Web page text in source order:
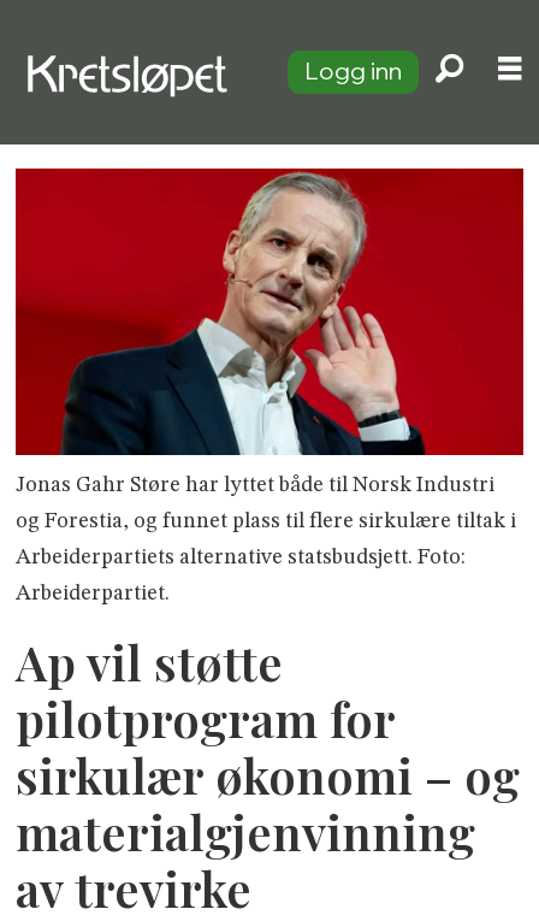
Logg inn
Jonas Gahr Støre har lyttet både til Norsk Industri
og Forestia, og funnet plass til flere sirkulære tiltak i
Arbeiderpartiets alternative statsbudsjett. Foto:
Arbeiderpartiet.
Ap vil støtte
pilotprogram for
sirkulær økonomi – og
materialgjenvinning
av trevirke